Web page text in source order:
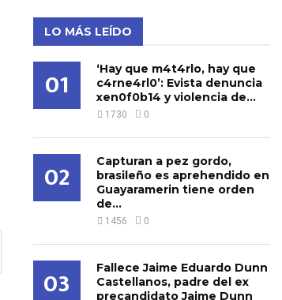
LO MÁS LEÍDO
01
‘Hay que m4t4rlo, hay que
c4rne4rl0’: Evista denuncia
xen0f0b14 y violencia de...
1730 0
02
Capturan a pez gordo,
brasileño es aprehendido en
Guayaramerin tiene orden
de...
1456 0
03
Fallece Jaime Eduardo Dunn
Castellanos, padre del ex
precandidato Jaime Dunn